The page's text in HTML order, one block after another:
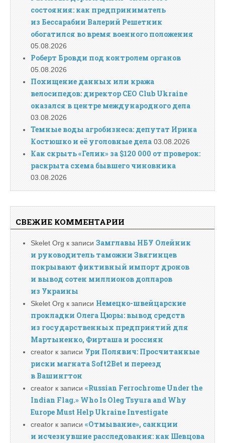
состояния: как предприниматель
из Бессарабии Валерий Решетник
обогатился во время военного положения
05.08.2026
Роберт Бровди под контролем органов
05.08.2026
Похищение данных или кража
велосипедов: директор CEO Club Ukraine
оказался в центре международного дела
03.08.2026
Темные воды агробизнеса: депутат Ирина
Костюшко и её уголовные дела 03.08.2026
Как скрыть «Гелик» за $120 000 от проверок:
раскрыта схема бывшего чиновника
03.08.2026
СВЕЖИЕ КОММЕНТАРИИ
Skelet Org к записи Замглавы НБУ Олейник
и руководитель таможни Звягинцев
покрывают фиктивный импорт дронов
и вывод сотен миллионов долларов
из Украины
Skelet Org к записи Немецко-швейцарские
прокладки Олега Цюры: вывод средств
из государственных предприятий для
Мартыненко, Фирташа и россиян
creator к записи Ури Полявич: Просчитанные
риски магната Soft2Bet и переезд
в Вашингтон
creator к записи «Russian Ferrochrome Under the
Indian Flag.» Who Is Oleg Tsyura and Why
Europe Must Help Ukraine Investigate
creator к записи «Отмывание», санкции
и исчезнувшие расследования: как Шевцова